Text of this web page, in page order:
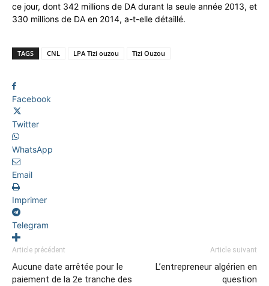
ce jour, dont 342 millions de DA durant la seule année 2013, et
330 millions de DA en 2014, a-t-elle détaillé.
TAGS CNL LPA Tizi ouzou Tizi Ouzou
Facebook
Twitter
WhatsApp
Email
Imprimer
Telegram
Article précédent
Aucune date arrêtée pour le
paiement de la 2e tranche des
Article suivant
L’entrepreneur algérien en
question